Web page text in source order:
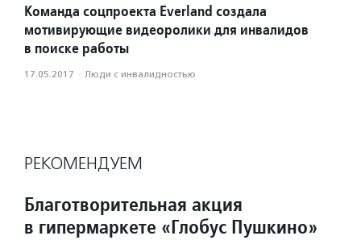
Команда соцпроекта Everland создала
мотивирующие видеоролики для инвалидов
в поиске работы
17.05.2017 · Люди с инвалидностью
РЕКОМЕНДУЕМ
Благотворительная акция
в гипермаркете «Глобус Пушкино»